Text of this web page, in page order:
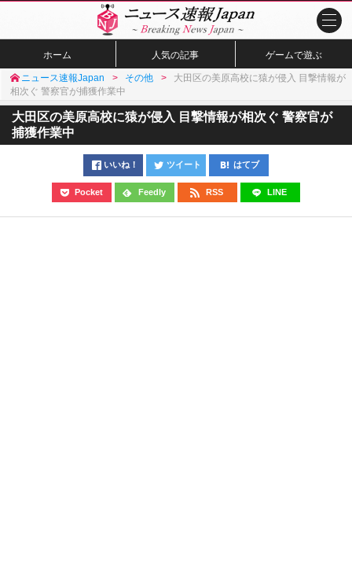
ホーム 人気の記事 ゲームで遊ぶ
ニュース速報Japan その他
大田区の美原高校に猿が侵入 目撃情報が
相次ぐ 警察官が捕獲作業中
大田区の美原高校に猿が侵入 目撃情報が相次ぐ 警察官が
捕獲作業中
いいね！ ツイート はてブ
Pocket Feedly RSS LINE